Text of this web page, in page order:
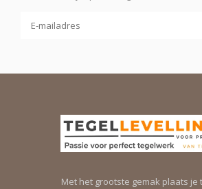
Met het grootste gemak plaats je